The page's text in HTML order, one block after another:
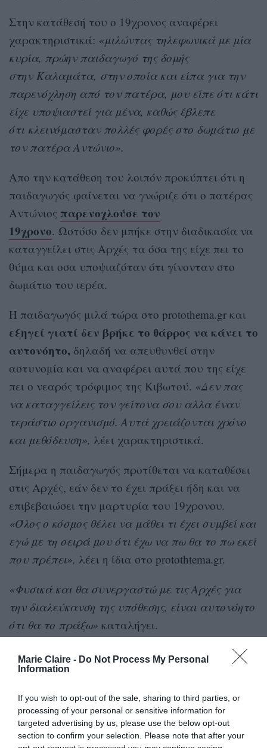
Marie Claire - Do Not Process My Personal
Information
If you wish to opt-out of the sale, sharing to third parties, or
processing of your personal or sensitive information for
targeted advertising by us, please use the below opt-out
section to confirm your selection. Please note that after your
Στην κατάθεσή του ο 19χρονος αναφέρει
χαρακτηριστικά: «μιλώντας τηλεφωνικά με μία
κυρία, πρώην παιδαγωγό της δομής
στην Καλαμάτα, στην οποία και είπα για την
παρενόχληση από τον πατέρα, μου είπε ότι κάτι
είχε υποψιαστεί για μένα, καθώς έβλεπε
ότι κλεινόμασταν πολλές φορές στο δωμάτιο με
τον πατέρα Αντώνιο».
Απο την κατάθεση του λοιπόν προκύπτει ότι η
παιδαγωγός φαίνεται να γνώριζε ότι ο πατέρας
Αντώνιος παρενοχλούσε τον
19χρονο. Ωστόσο δεν μπήκε στην διαδικασία να
καταγγείλει στις Αρχές τα όσα της είχε πει το
θύμα και οσα υποψιαζόταν ότι γίνονταν στο
δωμάτιο του ιερέα.
Η παιδαγωγός μιλά τώρα στο protothema.gr και
εξηγεί γιατί δεν βρήκε το θάρρος να κάνει το
αυτονόητο, δηλαδή να απευθυνθεί στην
αστυνομία και να αναφέρει αυτά που της είχε
πει ο νεαρός τρόφιμος της Κιβωτού. «Δεν πας
να καταγγείλεις τον γείτονα σου αλλα έναν
τεράστιο οργανισμό. Αυτά χρειάζονται χρόνο
και μεθόδευση», λέει χαρακτηριστικά.
Σήμερα η παιδαγωγός προτίθεται να καταθέσει
στις Αρχές, εάν δεν το έχει πράξει ήδη και να
επιβεβαιώσει την μαρτυρία του 19χρονου.
«Όλος ο κόσμος θέλει να μάθει τι έχει συμβεί και
εγώ με τη σειρά μου ότι έχω να πω θα το πω εκεί
που πρέπει», λέει η ίδια στο protothtema.gr.
«Φυσικά και θα συνεργαστώ με τις Αρχές για
την διαλεύκανση της υπόθεσης, είναι αυτονόητο
ότι θα το πράξω» καταλήγει.
«Η πρεσβυτέρα ήταν πολύ επιθετική, έβαζε
και αυτή τιμωρίες»
Τη δική της μαρτυρία για όσα συνέβαιναν
στην Κιβωτό του Κόσμου και τα οποία ερευνούν
πλέον δύο εισαγγελείς ανηλίκων που